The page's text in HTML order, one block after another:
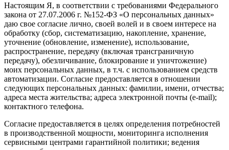
Настоящим Я, в соответствии с требованиями Федерального
закона от 27.07.2006 г. №152-ФЗ «О персональных данных»
даю свое согласие лично, своей волей и в своем интересе на
обработку (сбор, систематизацию, накопление, хранение,
уточнение (обновление, изменение), использование,
распространение, передачу (включая трансграничную
передачу), обезличивание, блокирование и уничтожение)
моих персональных данных, в т.ч. с использованием средств
автоматизации. Согласие предоставляется в отношении
следующих персональных данных: фамилии, имени, отчества;
адреса места жительства; адреса электронной почты (e-mail);
контактного телефона.
Согласие предоставляется в целях определения потребностей
в производственной мощности, мониторинга исполнения
сервисными центрами гарантийной политики; ведения